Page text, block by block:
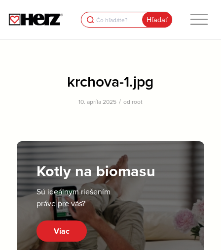
Search
for:
krchova-1.jpg
10. apríla 2025 / od root
Kotly na biomasu
Sú ideálnym riešením
práve pre vás?
Viac